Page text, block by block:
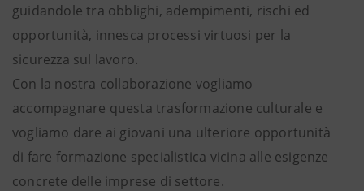
guidandole tra obblighi, adempimenti, rischi ed
opportunità, innesca processi virtuosi per la
sicurezza sul lavoro.
Con la nostra collaborazione vogliamo
accompagnare questa trasformazione culturale e
vogliamo dare ai giovani una ulteriore opportunità
di fare formazione specialistica vicina alle esigenze
concrete delle imprese di settore.